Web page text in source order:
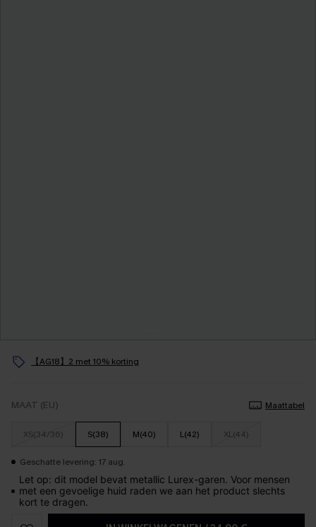
【AG18】2 met 10% korting
MAAT (EU) Maattabel
XS(34/36) S(38) M(40) L(42) XL(44)
Geschatte levering: 17 aug.
Let op: dit model bevat metallic Lurex-garen. Voor mensen
met een gevoelige huid raden we aan het product slechts
kort te dragen.